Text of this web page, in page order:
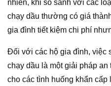
nhiên, khi so sánh với các
chạy dầu thường có giá
gia đình tiết kiệm chi phí
Đối với các hộ gia đình, việc
chạy dầu là một giải pháp
cho các tình huống khẩn cấp